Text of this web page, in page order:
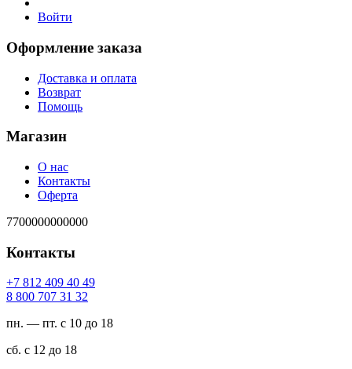
Войти
Оформление заказа
Доставка и оплата
Возврат
Помощь
Магазин
О нас
Контакты
Оферта
7700000000000
Контакты
94 04 904 218 7+
23 13 707 008 8
пн. — пт. с 10 до 18
сб. с 12 до 18